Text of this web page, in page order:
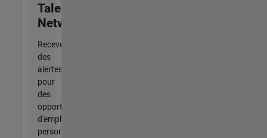
Talent
Network
Recevez
des
alertes
pour
des
opportunités
d'emploi
personnalisées,